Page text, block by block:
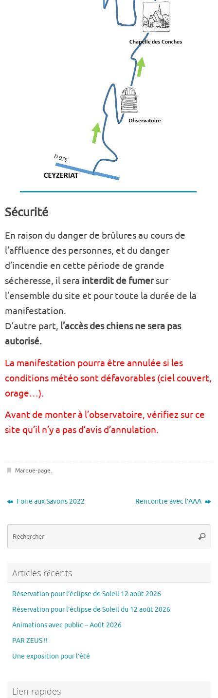
Sécurité
En raison du danger de brûlures au cours de
l’affluence des personnes, et du danger
d’incendie en cette période de grande
sécheresse, il sera interdit de fumersur
l’ensemble du site et pour toute la durée de la
manifestation.
D’autre part, l’accès des chiens ne sera pas
autorisé.
La manifestation pourra être annulée si les
conditions météo sont défavorables (ciel couvert,
orage…).
Avant de monter à l’observatoire, vérifiez sur ce
site qu’il n’y a pas d’avis d’annulation.
Marque-page.
Foire aux Savoirs 2022 Rencontre avec l’AAA
Articles récents
Réservation pour l’éclipse de Soleil 12 août 2026
Réservation pour l’éclipse de Soleil du 12 août 2026
Animations avec public – Août 2026
PAR ZEUS !!
Une exposition pour l’été
Lien rapides